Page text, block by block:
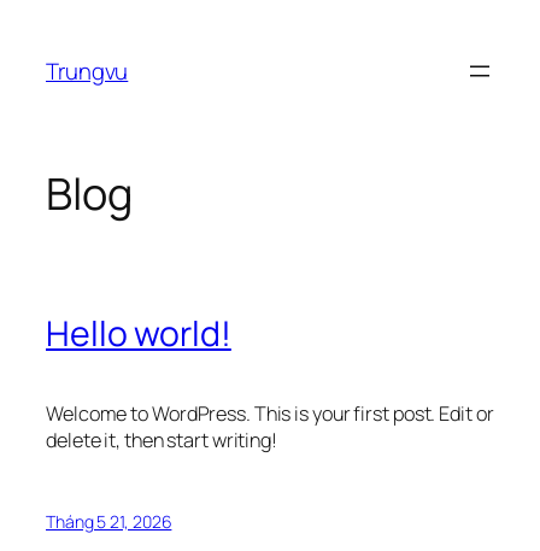
phầnTrungvu
Blog
Hello world!
Welcome to WordPress. This is your first post. Edit or
delete it, then start writing!
Tháng 5 21, 2026